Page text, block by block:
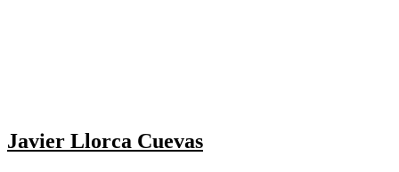
Javier Llorca Cuevas